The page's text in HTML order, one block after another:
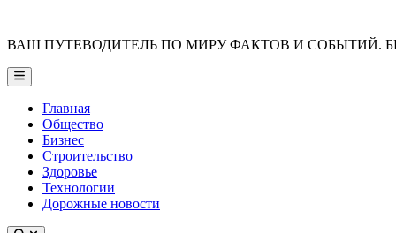
content
ВАШ ПУТЕВОДИТЕЛЬ ПО МИРУ ФАКТОВ И СОБЫТИЙ.
Main
Menu
Главная
Общество
Бизнес
Строительство
Здоровье
Технологии
Дорожные новости